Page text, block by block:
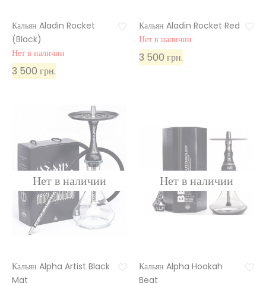
Кальян Aladin Rocket
(Black)
Нет в наличии
3 500 грн.
Кальян Aladin Rocket Red
Нет в наличии
3 500 грн.
Кальян Alpha Artist Black
Mat
Кальян Alpha Hookah
Beat